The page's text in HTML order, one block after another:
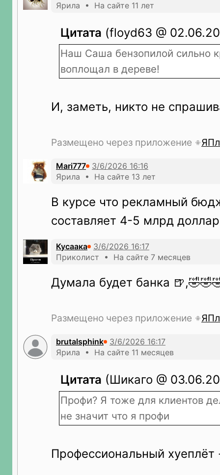
Ярила • На сайте 11 лет
Цитата (floyd63 @
Наш Саша бензопилой сильно
воплощал в дереве!
И, заметь, никто не
Размещено через приложение
Mari777
Ярила • На сайте 13 лет
В курсе что рекламный
составляет 4-5 млрд
Кусаака
Приколист • На сайте 7 месяцев
Думала будет банка
Размещено через приложение
brutalsphink
Ярила • На сайте 11 месяцев
Цитата (Шикаго @
Профи? Я тоже для клиентов
не значит что я профи
Профессиональный